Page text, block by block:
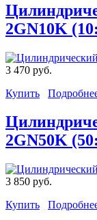
2GN10K
3 470 руб.
Купить
2GN50K
3 850 руб.
Купить